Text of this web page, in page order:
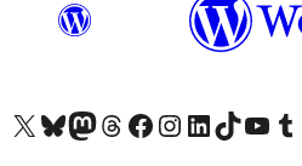
Unser X-Konto (früher Twitter) besuchen
Unser Bluesky-Konto besuchen
Unser Mastodon-Konto besuchen
Unser Threads-Konto besuchen
Unsere Facebook-Seite besuchen
Unser Instagram-Konto besuchen
Unser LinkedIn-Konto besuchen
Unser TikTok-Konto
Unseren